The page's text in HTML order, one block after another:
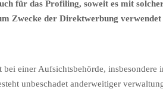
für das Profiling, soweit es mit
Zwecke der Direktwerbung
einer Aufsichtsbehörde,
unbeschadet anderweitiger